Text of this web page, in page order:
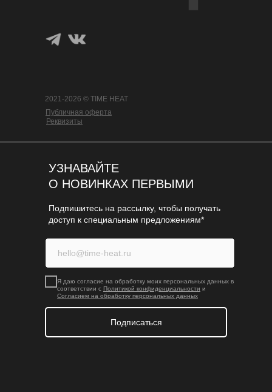
Я даю согласие на обработку моих персональных данных в
соответствии с Политикой конфиденциальности и
Согласием на обработку персональных данных
Подписаться
Подпишитесь на рассылку, чтобы получать
доступ к специальным предложениям*
УЗНАВАЙТЕ
О НОВИНКАХ ПЕРВЫМИ
Публичная оферта
Реквизиты
2021-2026 © TIME HEAT